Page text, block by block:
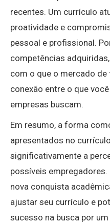
recentes. Um currículo
proatividade e
pessoal e profissional.
competências
com o que o mercado
conexão entre o que
empresas buscam.
Em resumo, a forma
apresentados no
significativamente a
possíveis empregadores.
nova conquista
ajustar seu currículo e
sucesso na busca por